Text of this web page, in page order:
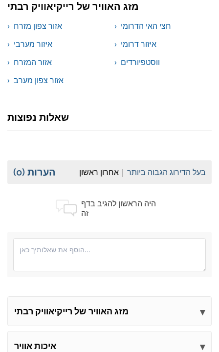
מזג האוויר של רייקיאוויק רבתי
אזור צפון מזרח
חצי האי הדרומי
איזור מערבי
איזור דרומי
אזור המזרח
ווסטפיורדים
אזור צפון מערב
שאלות נפוצות
הערות (0) אחרון ראשון בעל הדירוג הגבוה ביותר
היה הראשון להגיב בדף
זה
מזג האוויר של רייקיאוויק רבתי
איכות אוויר